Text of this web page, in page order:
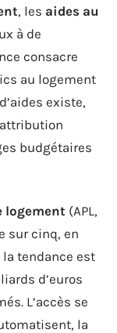
, les aides au
à de
consacre
au logement
existe,
budgétaires
logement (APL,
sur cinq, en
tendance est
d’euros
L’accès se
la